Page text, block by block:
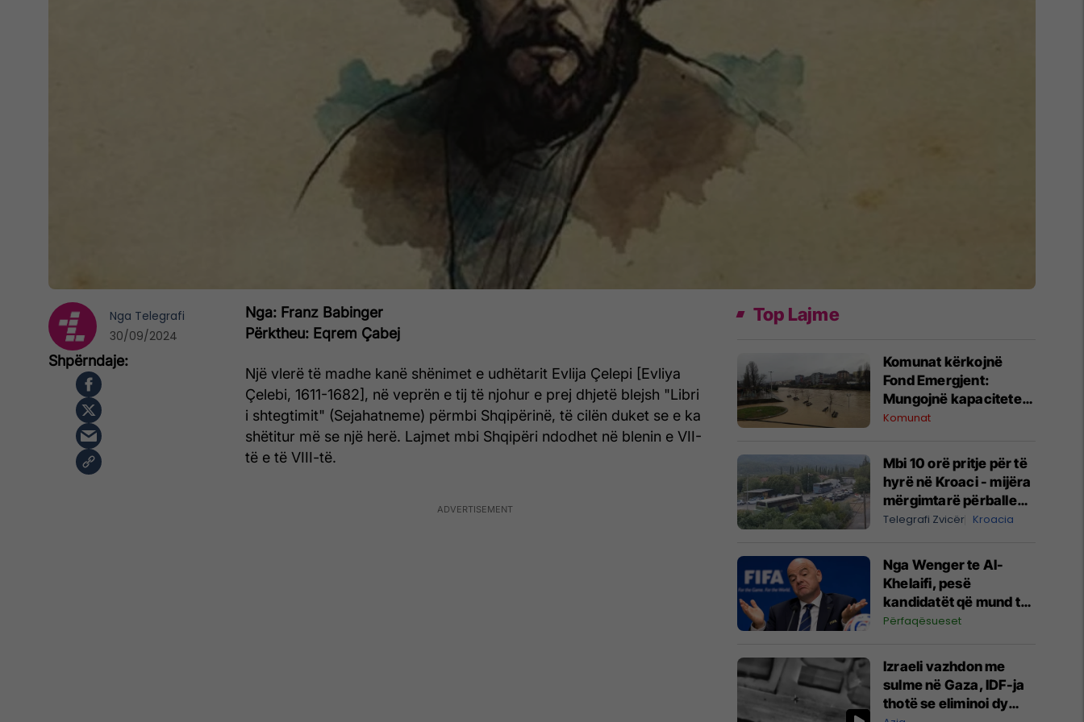
Nga: Franz Babinger
Përktheu: Eqrem Çabej
Një vlerë të madhe kanë shënimet e udhëtarit Evlija Çelepi [Evliya
Çelebi, 1611-1682], në veprën e tij të njohur e prej dhjetë blejsh "Libri
i shtegtimit" (Sejahatneme) përmbi Shqipërinë, të cilën duket se e ka
shëtitur më se një herë. Lajmet mbi Shqipëri ndodhet në blenin e VII-
të e të VIII-të.
Nga Telegrafi
30/09/2024
Top Lajme
Komunat kërkojnë
Fond Emergjent:
Mungojnë kapacitetet
financiare për
dhe fatkeqësive
natyrore
Komunat
Mbi 10 orë pritje për të
hyrë në Kroaci - mijëra
mërgimtarë përballen
me një dramë të
Telegrafi Zvicër Kroacia
Nga Wenger te Al-
Khelaifi, pesë
kandidatët që mund ta
zëvendësojnë
Përfaqësueset
Izraeli vazhdon me
sulme në Gaza, IDF-ja
thotë se eliminoi dy